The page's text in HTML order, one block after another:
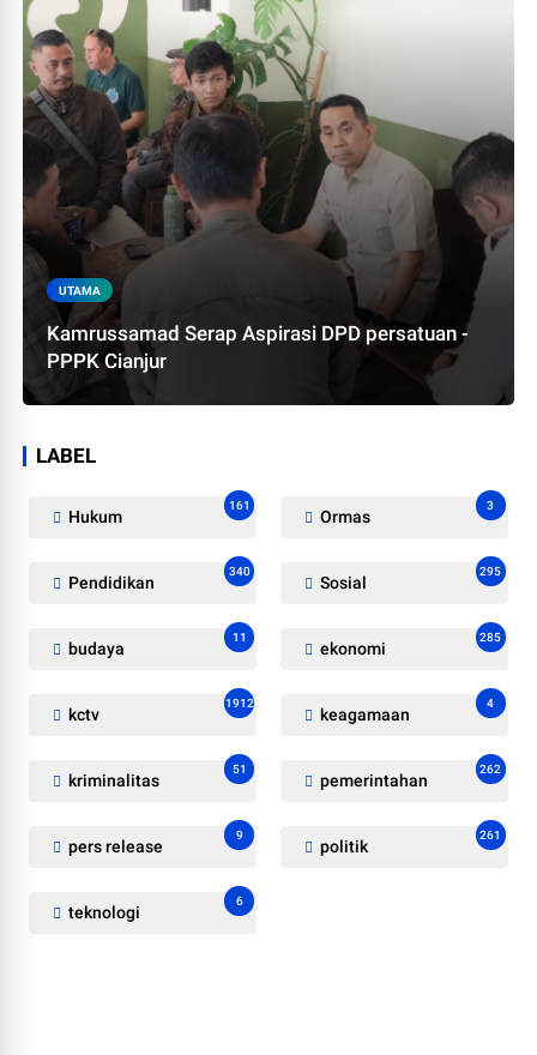
UTAMA
Kamrussamad Serap Aspirasi DPD persatuan -
PPPK Cianjur
LABEL
Hukum
161
Ormas
3
Pendidikan
340
Sosial
295
budaya
11
ekonomi
285
kctv
1912
keagamaan
4
kriminalitas
51
pemerintahan
262
pers release
9
politik
261
teknologi
6